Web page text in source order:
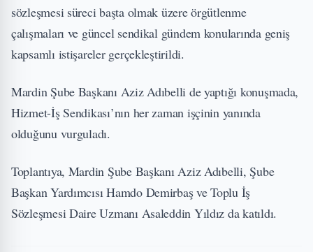
sözleşmesi süreci başta olmak üzere örgütlenme
çalışmaları ve güncel sendikal gündem konularında geniş
kapsamlı istişareler gerçekleştirildi.
Mardin Şube Başkanı Aziz Adıbelli de yaptığı konuşmada,
Hizmet-İş Sendikası’nın her zaman işçinin yanında
olduğunu vurguladı.
Toplantıya, Mardin Şube Başkanı Aziz Adıbelli, Şube
Başkan Yardımcısı Hamdo Demirbaş ve Toplu İş
Sözleşmesi Daire Uzmanı Asaleddin Yıldız da katıldı.